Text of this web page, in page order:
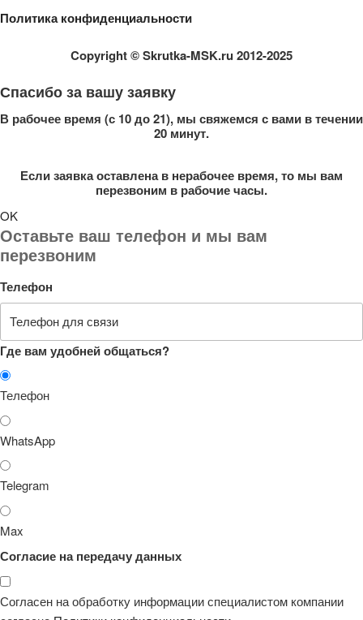
Политика конфиденциальности
Copyright© Skrutka-MSK.ru 2012-2025
Спасибо за вашу заявку
В рабочее время (с 10 до 21), мы свяжемся с вами в течении
20 минут.
Если заявка оставлена в нерабочее время, то мы вам
перезвоним в рабочие часы.
OK
Оставьте ваш телефон и мы вам
перезвоним
Телефон
Где вам удобней общаться?
Телефон
WhatsApp
Telegram
Max
Согласие на передачу данных
Согласен на обработку информации специалистом компании